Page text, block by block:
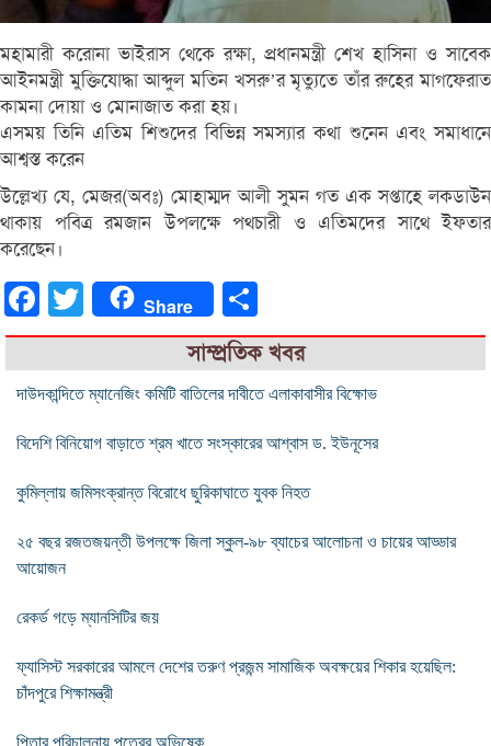
মহামারী করোনা ভাইরাস থেকে রক্ষা, প্রধানমন্ত্রী শেখ হাসিনা ও সাবেক
আইনমন্ত্রী মুক্তিযোদ্ধা আব্দুল মতিন খসরু’র মৃত্যুতে তাঁর রুহের মাগফেরাত
কামনা দোয়া ও মোনাজাত করা হয়।
এসময় তিনি এতিম শিশুদের বিভিন্ন সমস্যার কথা শুনেন এবং সমাধানে
আশ্বস্ত করেন
উল্লেখ্য যে, মেজর(অবঃ) মোহাম্মদ আলী সুমন গত এক সপ্তাহে লকডাউন
থাকায় পবিত্র রমজান উপলক্ষে পথচারী ও এতিমদের সাথে ইফতার
করেছেন।
FacebookTwitter Share
সাম্প্রতিক খবর
দাউদকান্দিতে ম্যানেজিং কমিটি বাতিলের দাবীতে এলাকাবাসীর বিক্ষোভ
বিদেশি বিনিয়োগ বাড়াতে শ্রম খাতে সংস্কারের আশ্বাস ড. ইউনূসের
কুমিল্লায় জমিসংক্রান্ত বিরোধে ছুরিকাঘাতে যুবক নিহত
২৫ বছর রজতজয়ন্তী উপলক্ষে জিলা স্কুল-৯৮ ব্যাচের আলোচনা ও চায়ের আড্ডার
আয়োজন
রেকর্ড গড়ে ম্যানসিটির জয়
ফ্যাসিস্ট সরকারের আমলে দেশের তরুণ প্রজন্ম সামাজিক অবক্ষয়ের শিকার হয়েছিল:
চাঁদপুরে শিক্ষামন্ত্রী
পিতার পরিচালনায় পুত্রের অভিষেক